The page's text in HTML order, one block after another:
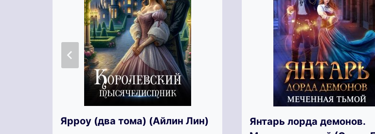
Ярроу (два тома) (Айлин Лин)
Янтарь лорда демонов.